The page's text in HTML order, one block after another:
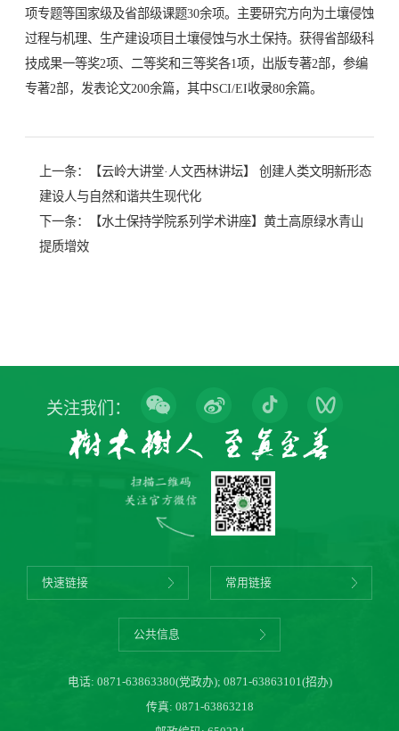
项专题等国家级及省部级课题30余项。主要研究方向为土壤侵蚀
过程与机理、生产建设项目土壤侵蚀与水土保持。获得省部级科
技成果一等奖2项、二等奖和三等奖各1项，出版专著2部，参编
专著2部，发表论文200余篇，其中SCI/EI收录80余篇。
上一条：
【云岭大讲堂·人文西林讲坛】 创建人类文明新形态
建设人与自然和谐共生现代化
下一条：
【水土保持学院系列学术讲座】黄土高原绿水青山
提质增效
关注我们：
快速链接 常用链接
公共信息
电话: 0871-63863380(党政办); 0871-63863101(招办)
传真: 0871-63863218